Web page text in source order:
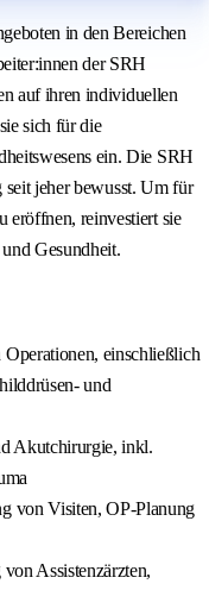
in den Bereichen
der SRH
auf ihren individuellen
sich für die
ein. Die SRH
jeher bewusst. Um für
eröffnen, reinvestiert sie
Gesundheit.
einschließlich
und
Akutchirurgie, inkl.
von Visiten, OP-Planung
Assistenzärzten,